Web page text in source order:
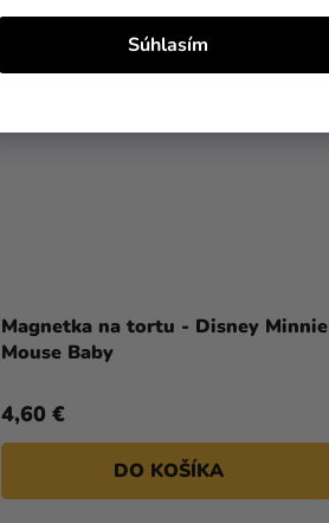
Súhlasím
Magnetka na tortu - Disney Minnie
Mouse Baby
4,60 €
DO KOŠÍKA